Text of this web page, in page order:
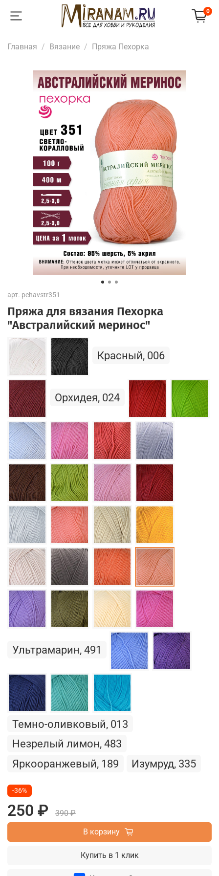
0
Главная Вязание Пряжа Пехорка
арт. pehavstr351
Пряжа для вязания Пехорка
"Австралийский меринос"
Красный, 006
Орхидея, 024
Ультрамарин, 491
Темно-оливковый, 013
Незрелый лимон, 483
Яркооранжевый, 189
Изумруд, 335
-36%
250 ₽
390 ₽
В корзину
Купить в 1 клик